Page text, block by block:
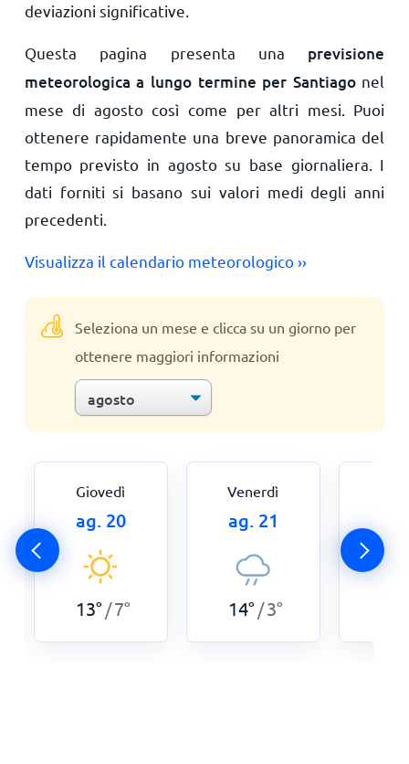
deviazioni significative.
Questa pagina presenta una previsione
meteorologica a lungo termine per Santiagonel
mese di agosto così come per altri mesi. Puoi
ottenere rapidamente una breve panoramica del
tempo previsto in agosto su base giornaliera. I
dati forniti si basano sui valori medi degli anni
precedenti.
Visualizza il calendario meteorologico ››
Seleziona un mese e clicca su un giorno per
ottenere maggiori informazioni
Giovedì
ag. 20
13° /7°
Venerdì
ag. 21
14° /3°